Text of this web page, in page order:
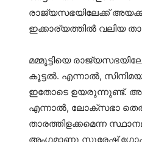
രാജ്യസഭയിലേക്ക്
ഇക്കാര്യത്തില്‍ വലിയ
മമ്മൂട്ടിയെ
കൂട്ടല്‍. എന്നാല്‍,
ഇതോടെ ഉയരുന്നുണ്ട്.
എന്നാല്‍, ലോക്സഭാ
താരത്തിളക്കമെന്ന
അംഗമാണു സുരേഷ്